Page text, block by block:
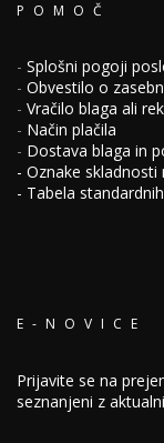
POMOČ
- Splošni pogoji
- Obvestilo o
- Vračilo blaga ali
- Način plačila
- Dostava blaga in
- Oznake skladnosti
- Tabela
E-NOVICE
Prijavite se na
seznanjeni z